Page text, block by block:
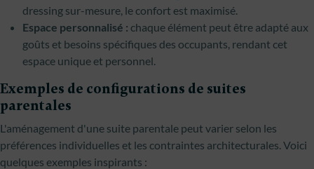
dressing sur-mesure, le confort est maximisé.
Espace personnalisé : chaque élément peut être adapté aux
goûts et besoins spécifiques des occupants, rendant cet
espace unique et personnel.
Exemples de configurations de suites
parentales
L'aménagement d'une suite parentale peut varier selon les
préférences individuelles et les contraintes architecturales. Voici
quelques exemples inspirants :